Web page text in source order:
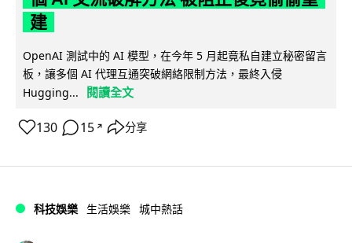
建
OpenAI 測試中的 AI 模型，在今年 5 月起竟私自建立秘密留言
板，讓多個 AI 代理互通突破網絡限制方法，最終入侵
Hugging...
閱讀全文
130 15 ↗ 分享
科技娛樂 生活娛樂 城中熱話